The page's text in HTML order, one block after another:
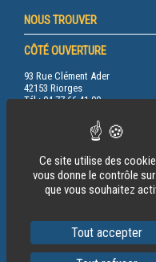
NOUS TROUVER
RESTEZ INFORMÉ
CÔTÉ OUVERTURE
93 Rue Clément Ader
42153 Riorges
Tél.: 04 77 66 41 00
INSCRIPTION À LA
Ce site utilise des
vous donne le contrôle
que vous souhaitez
Tout accepter